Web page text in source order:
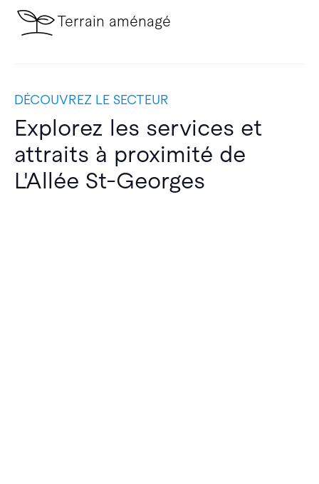
Terrain aménagé
DÉCOUVREZ LE SECTEUR
Explorez les services et
attraits à proximité de
L'Allée St-Georges